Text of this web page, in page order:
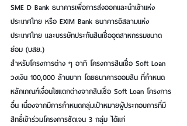
SME D Bank ธนาคารเพื่อการส่งออกและนำเข้าแห่ง
ประเทศไทย หรือ EXIM Bank ธนาคารอิสลามแห่ง
ประเทศไทย และบรรษัทประกันสินเชื่ออุตสาหกรรมขนาด
ย่อม (บสย.)
สำหรับโครงการต่าง ๆ อาทิ โครงการสินเชื่อ Soft Loan
วงเงิน 100,000 ล้านบาท โดยธนาคารออมสิน ที่กำหนด
หลักเกณฑ์เงื่อนไขแตกต่างจากสินเชื่อ Soft Loan โครงการ
อื่น เนื่องจากมีการกำหนดกลุ่มเป้าหมายผู้ประกอบการที่มี
สิทธิ์เข้าร่วมโครงการชัดเจน 3 กลุ่ม ได้แก่